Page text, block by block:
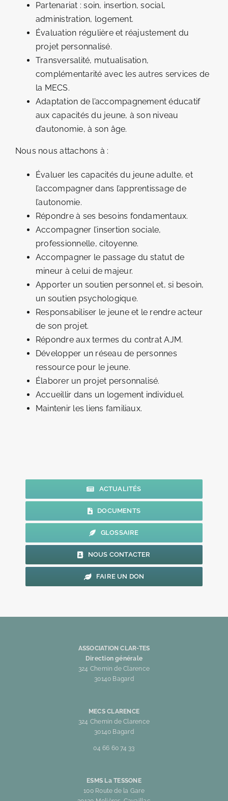
Partenariat : soin, insertion, social,
administration, logement.
Évaluation régulière et réajustement du
projet personnalisé.
Transversalité, mutualisation,
complémentarité avec les autres services de
la MECS.
Adaptation de l’accompagnement éducatif
aux capacités du jeune, à son niveau
d’autonomie, à son âge.
Nous nous attachons à :
Évaluer les capacités du jeune adulte, et
l’accompagner dans l’apprentissage de
l’autonomie.
Répondre à ses besoins fondamentaux.
Accompagner l’insertion sociale,
professionnelle, citoyenne.
Accompagner le passage du statut de
mineur à celui de majeur.
Apporter un soutien personnel et, si besoin,
un soutien psychologique.
Responsabiliser le jeune et le rendre acteur
de son projet.
Répondre aux termes du contrat AJM.
Développer un réseau de personnes
ressource pour le jeune.
Élaborer un projet personnalisé.
Accueillir dans un logement individuel.
Maintenir les liens familiaux.
ACTUALITÉS
DOCUMENTS
GLOSSAIRE
NOUS CONTACTER
FAIRE UN DON
ASSOCIATION CLAR-TES
Direction générale
324 Chemin de Clarence
30140 Bagard
MECS CLARENCE
324 Chemin de Clarence
30140 Bagard
04 66 60 74 33
ESMS La TESSONE
100 Route de la Gare